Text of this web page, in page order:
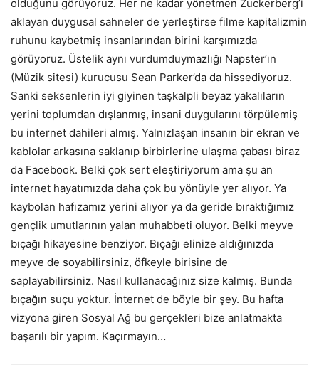
olduğunu görüyoruz. Her ne kadar yönetmen Zuckerberg’i
aklayan duygusal sahneler de yerleştirse filme kapitalizmin
ruhunu kaybetmiş insanlarından birini karşımızda
görüyoruz. Üstelik aynı vurdumduymazlığı Napster’ın
(Müzik sitesi) kurucusu Sean Parker’da da hissediyoruz.
Sanki seksenlerin iyi giyinen taşkalpli beyaz yakalıların
yerini toplumdan dışlanmış, insani duygularını törpülemiş
bu internet dahileri almış. Yalnızlaşan insanın bir ekran ve
kablolar arkasına saklanıp birbirlerine ulaşma çabası biraz
da Facebook. Belki çok sert eleştiriyorum ama şu an
internet hayatımızda daha çok bu yönüyle yer alıyor. Ya
kaybolan hafızamız yerini alıyor ya da geride bıraktığımız
gençlik umutlarının yalan muhabbeti oluyor. Belki meyve
bıçağı hikayesine benziyor. Bıçağı elinize aldığınızda
meyve de soyabilirsiniz, öfkeyle birisine de
saplayabilirsiniz. Nasıl kullanacağınız size kalmış. Bunda
bıçağın suçu yoktur. İnternet de böyle bir şey. Bu hafta
vizyona giren Sosyal Ağ bu gerçekleri bize anlatmakta
başarılı bir yapım. Kaçırmayın…